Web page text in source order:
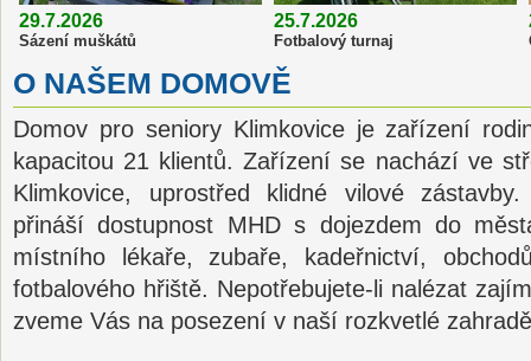
29.7.2026 25.7.2026
Sázení muškátů Fotbalový turnaj
O NAŠEM DOMOVĚ
Domov pro seniory Klimkovice je zařízení
kapacitou 21 klientů. Zařízení se nachází ve
Klimkovice, uprostřed klidné vilové
přináší dostupnost MHD s dojezdem do
místního lékaře, zubaře, kadeřnictví,
fotbalového hřiště. Nepotřebujete-li nalézat
zveme Vás na posezení v naší rozkvetlé